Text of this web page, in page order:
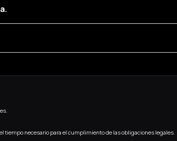
tiempo necesario para el cumplimiento de las obligaciones legales.